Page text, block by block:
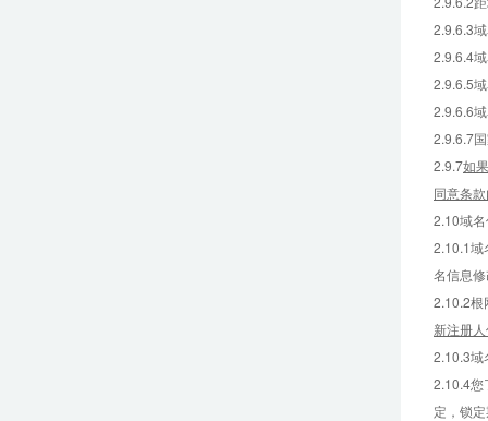
2.9.6.3
2.9.6.4
2.9.6.5
2.9.6.6
2.9.6.7
2.9.7如
同意条
2.10域
2.10.1域
名信息
2.10.2根
新注册
2.10.3域
2.10.4您
定，锁